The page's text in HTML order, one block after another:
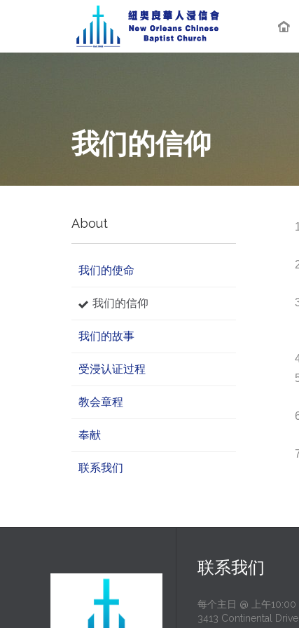
我们的信仰
About
我们的使命
我们的信仰
我们的故事
受浸认证过程
教会章程
奉献
联系我们
联系我们
每个主日 @ 上午10:00
3413 Continental Drive